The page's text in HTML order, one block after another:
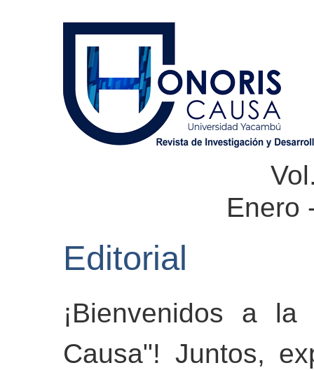
Enero
Editorial
¡Bienvenidos a
Causa"! Juntos,